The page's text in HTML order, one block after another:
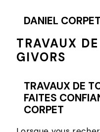
DANIEL CORPET
TRAVAUX DE TOITURE À
GIVORS
TRAVAUX DE TOITURE À GIVORS :
FAITES
CORPET